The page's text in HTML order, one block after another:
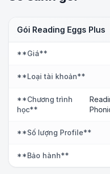
Gói Reading Eggs Plus
**Giá**
**Loại tài khoản**
**Chương trình
học**
**Số lượng Profile**
**Bảo hành**